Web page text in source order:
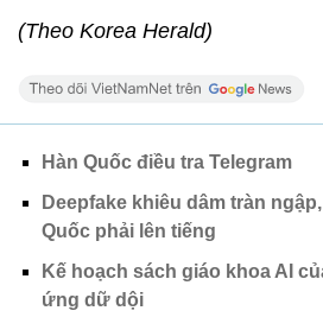
(Theo Korea Herald)
Hàn Quốc điều tra Telegram
Deepfake khiêu dâm tràn
Quốc phải lên tiếng
Kế hoạch sách giáo khoa AI
ứng dữ dội